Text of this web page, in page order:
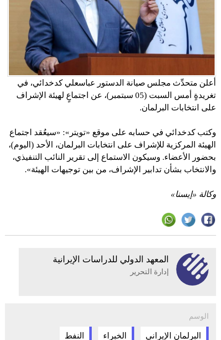
أعلن متحدِّث مجلس صيانة الدستور عباسعلي كدخدائي، في
تغريدةٍ أمس السبت (05 سبتمبر)، عن اجتماعٍ لهيئة الإشراف
على انتخابات البرلمان.
وكتب كدخدائي في حسابه على موقع «تويتر»: «سيعُقد اجتماع
الهيئة المركزية للإشراف على انتخابات البرلمان، الأحد (اليوم)،
بحضور الأعضاء. وسيكون الاستماع إلى تقرير النائب التنفيذي،
والانتخاب بشأن تدابير الإشراف، من بين توجيهات الهيئة».
وكالة «إيسنا»
المعهد الدولي للدراسات الإيرانية
إدارة التحرير
الوسم
البرلمان الإيراني الخبراء النفط